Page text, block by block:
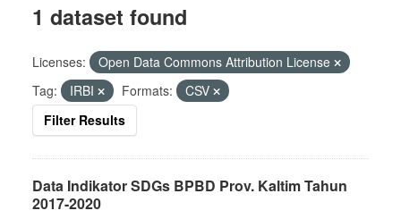
1 dataset found
Licenses:
Open Data Commons Attribution License
Tag:
IRBI Formats:
CSV
Filter Results
Data Indikator SDGs BPBD Prov. Kaltim Tahun
2017-2020